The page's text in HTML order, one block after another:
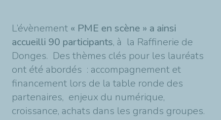
L’évènement « PME en scène » a ainsi
accueilli 90 participants, à la Raffinerie de
Donges. Des thèmes clés pour les lauréats
ont été abordés : accompagnement et
financement lors de la table ronde des
partenaires, enjeux du numérique,
croissance, achats dans les grands groupes.